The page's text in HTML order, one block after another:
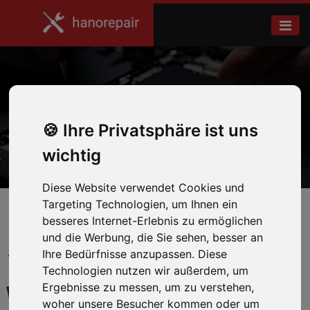
Ihre Privatsphäre ist uns
wichtig
Diese Website verwendet Cookies und
Targeting Technologien, um Ihnen ein
besseres Internet-Erlebnis zu ermöglichen
und die Werbung, die Sie sehen, besser an
Ihre Bedürfnisse anzupassen. Diese
Technologien nutzen wir außerdem, um
Ergebnisse zu messen, um zu verstehen,
woher unsere Besucher kommen oder um
Home Samsung
← Zurück zum Hersteller
WIR REPARIEREN IHR